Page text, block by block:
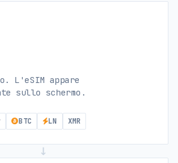
L'eSIM appare
sullo schermo.
BTC LN XMR
→